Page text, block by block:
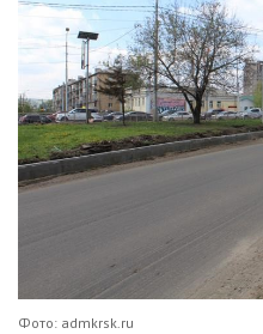
Фото: admkrsk.ru